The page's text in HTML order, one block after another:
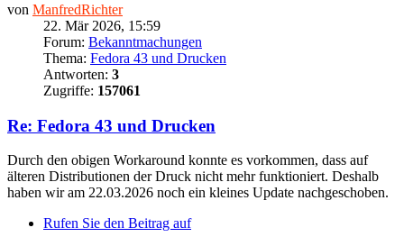
von ManfredRichter
22. Mär 2026, 15:59
Forum: Bekanntmachungen
Thema: Fedora 43 und Drucken
Antworten: 3
Zugriffe: 157061
Re: Fedora 43 und Drucken
Durch den obigen Workaround konnte es vorkommen, dass auf
älteren Distributionen der Druck nicht mehr funktioniert. Deshalb
haben wir am 22.03.2026 noch ein kleines Update nachgeschoben.
Rufen Sie den Beitrag auf